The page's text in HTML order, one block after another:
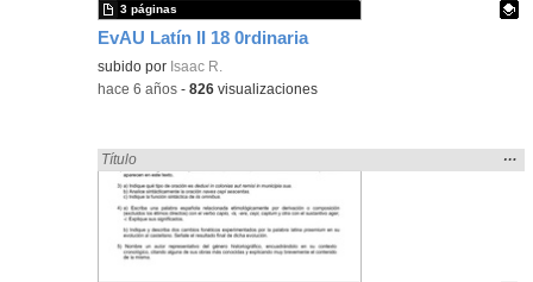
EvAU Latín II 18 0rdinaria
Contenido educativo.
subido por Isaac R.
3 páginas
-hace 6 años -826 visualizaciones
Encontrado «EvAU» en:
Título
la
…